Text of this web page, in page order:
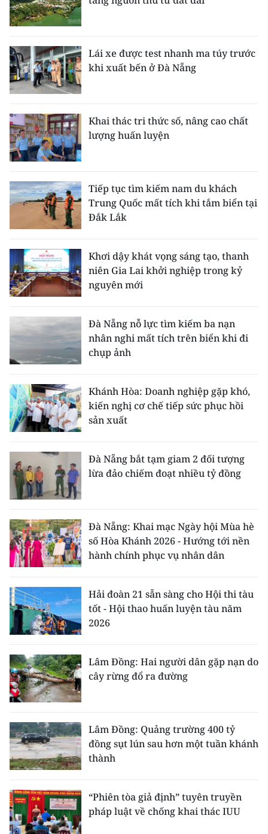
Lái xe được test nhanh ma túy trước
khi xuất bến ở Đà Nẵng
Khai thác tri thức số, nâng cao chất
lượng huấn luyện
Tiếp tục tìm kiếm nam du khách
Trung Quốc mất tích khi tắm biển tại
Đắk Lắk
Khơi dậy khát vọng sáng tạo, thanh
niên Gia Lai khởi nghiệp trong kỷ
nguyên mới
Đà Nẵng nỗ lực tìm kiếm ba nạn
nhân nghi mất tích trên biển khi đi
chụp ảnh
Khánh Hòa: Doanh nghiệp gặp khó,
kiến nghị cơ chế tiếp sức phục hồi
sản xuất
Đà Nẵng bắt tạm giam 2 đối tượng
lừa đảo chiếm đoạt nhiều tỷ đồng
Đà Nẵng: Khai mạc Ngày hội Mùa hè
số Hòa Khánh 2026 - Hướng tới nền
hành chính phục vụ nhân dân
Hải đoàn 21 sẵn sàng cho Hội thi tàu
tốt - Hội thao huấn luyện tàu năm
2026
Lâm Đồng: Hai người dân gặp nạn do
cây rừng đổ ra đường
Lâm Đồng: Quảng trường 400 tỷ
đồng sụt lún sau hơn một tuần khánh
thành
“Phiên tòa giả định” tuyên truyền
pháp luật về chống khai thác IUU